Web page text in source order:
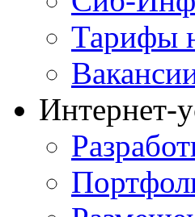
Тарифы
Интернет-